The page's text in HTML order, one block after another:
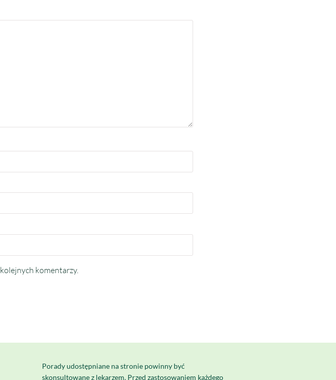
komentarzy.
Porady udostępniane na stronie powinny być
skonsultowane z lekarzem. Przed zastosowaniem każdego